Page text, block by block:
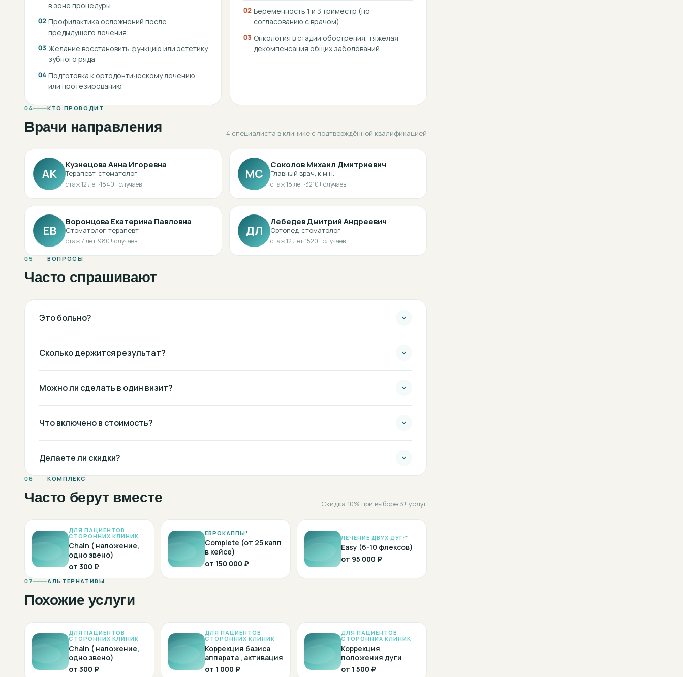
в зоне процедуры
02 Профилактика осложнений после
предыдущего лечения
03 Желание восстановить функцию или эстетику
зубного ряда
04 Подготовка к ортодонтическому лечению
или протезированию
02 Беременность 1 и 3 триместр (по
согласованию с врачом)
03 Онкология в стадии обострения, тяжёлая
декомпенсация общих заболеваний
04 КТО ПРОВОДИТ
Врачи направления 4 специалиста в клинике с подтверждённой квалификацией
АК
Кузнецова Анна Игоревна
Терапевт-стоматолог
стаж12лет·1840+ случаев
МС
Соколов Михаил Дмитриевич
Главный врач, к.м.н.
стаж18лет·3210+ случаев
ЕВ
Воронцова Екатерина Павловна
Стоматолог-терапевт
стаж7лет·980+ случаев
ДЛ
Лебедев Дмитрий Андреевич
Ортопед-стоматолог
стаж12лет·1520+ случаев
05 ВОПРОСЫ
Часто спрашивают
Это больно?
Сколько держится результат?
Можно ли сделать в один визит?
Что включено в стоимость?
Делаете ли скидки?
06 КОМПЛЕКС
Часто берут вместе Скидка 10% при выборе 3+ услуг
ДЛЯ ПАЦИЕНТОВ
СТОРОННИХ КЛИНИК
Chain ( наложение,
одно звено)
от 300 ₽
ЕВРОКАППЫ*
Complete (от 25 капп
в кейсе)
от 150 000 ₽
ЛЕЧЕНИЕ ДВУХ ДУГ:*
Easy (6-10 флексов)
от 95 000 ₽
07 АЛЬТЕРНАТИВЫ
Похожие услуги
ДЛЯ ПАЦИЕНТОВ
СТОРОННИХ КЛИНИК
Chain ( наложение,
одно звено)
от 300 ₽
ДЛЯ ПАЦИЕНТОВ
СТОРОННИХ КЛИНИК
Коррекция базиса
аппарата , активация
от 1 000 ₽
ДЛЯ ПАЦИЕНТОВ
СТОРОННИХ КЛИНИК
Коррекция
положения дуги
от 1 500 ₽